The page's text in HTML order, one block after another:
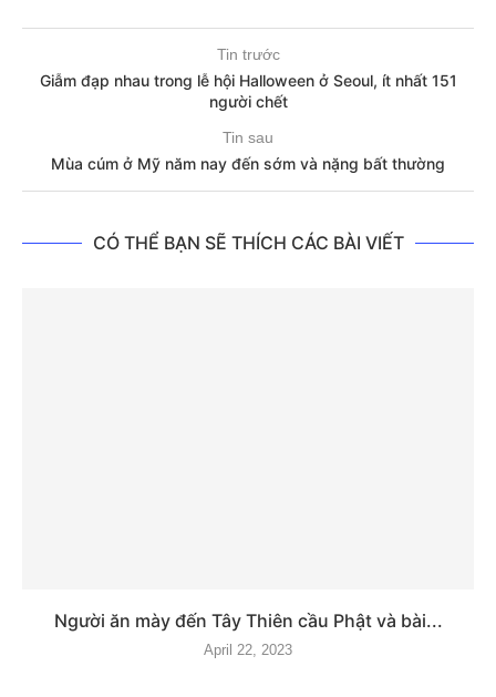
Tin trước
Giẫm đạp nhau trong lễ hội Halloween ở Seoul, ít nhất 151
người chết
Tin sau
Mùa cúm ở Mỹ năm nay đến sớm và nặng bất thường
CÓ THỂ BẠN SẼ THÍCH CÁC BÀI VIẾT
Người ăn mày đến Tây Thiên cầu Phật và bài...
April 22, 2023